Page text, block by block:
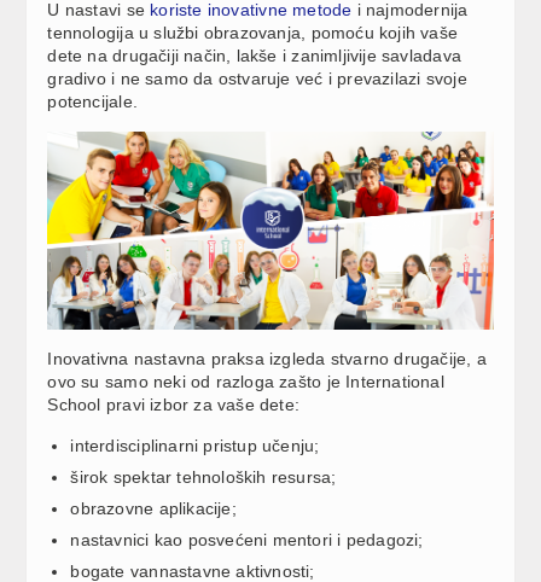
U nastavi se koriste inovativne metode i najmodernija
tennologija u službi obrazovanja, pomoću kojih vaše
dete na drugačiji način, lakše i zanimljivije savladava
gradivo i ne samo da ostvaruje već i prevazilazi svoje
potencijale.
Inovativna nastavna praksa izgleda stvarno drugačije, a
ovo su samo neki od razloga zašto je International
School pravi izbor za vaše dete:
interdisciplinarni pristup učenju;
širok spektar tehnoloških resursa;
obrazovne aplikacije;
nastavnici kao posvećeni mentori i pedagozi;
bogate vannastavne aktivnosti;